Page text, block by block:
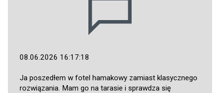
08.06.2026 16:17:18
Ja poszedłem w fotel hamakowy zamiast klasycznego
rozwiązania. Mam go na tarasie i sprawdza się